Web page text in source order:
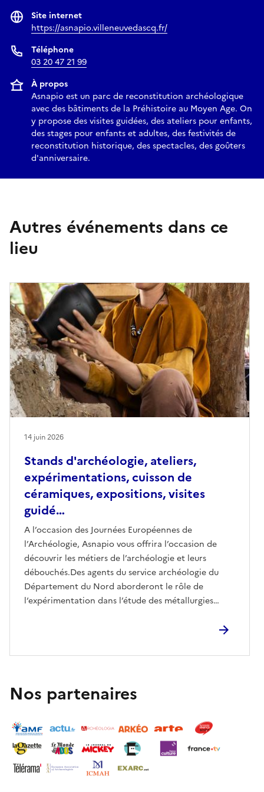
Site internet
https://asnapio.villeneuvedascq.fr/
Téléphone
03 20 47 21 99
À propos
Asnapio est un parc de reconstitution archéologique
avec des bâtiments de la Préhistoire au Moyen Age. On
y propose des visites guidées, des ateliers pour enfants,
des stages pour enfants et adultes, des festivités de
reconstitution historique, des spectacles, des goûters
d'anniversaire.
Autres événements dans ce
lieu
Stands d'archéologie, ateliers,
expérimentations, cuisson de
céramiques, expositions, visites
guidé…
A l’occasion des Journées Européennes de
l’Archéologie, Asnapio vous offrira l’occasion de
découvrir les métiers de l’archéologie et leurs
débouchés.Des agents du service archéologie du
Département du Nord aborderont le rôle de
l‘expérimentation dans l’étude des métallurgies
l’exemple du projet bas fourneau, réalisé de 2021 à
métallurgie des non-ferreux et l’usage des plaques à
alvéoles à partir des découvertes effectuées sur le
originaux.Archéopole parlera du rôle des opérateurs
privés dans les fouilles archéologiques et plus
précisément du métier d'archéo-zoologue, tandis
qu'Eveha mettra ses "bacs spécialistes" à disposition
14 juin 2026
Nos partenaires